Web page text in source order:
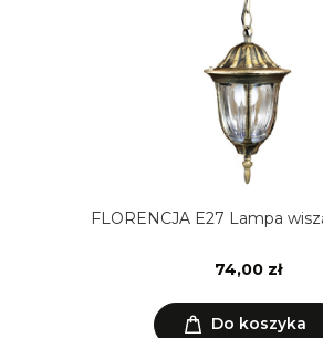
FLORENCJA E27 Lampa
74,00 zł
Do koszyka